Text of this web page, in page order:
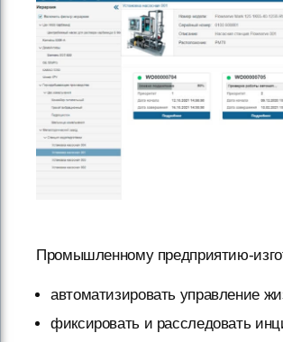
Промышленному предприятию-
автоматизировать управление
фиксировать и расследовать